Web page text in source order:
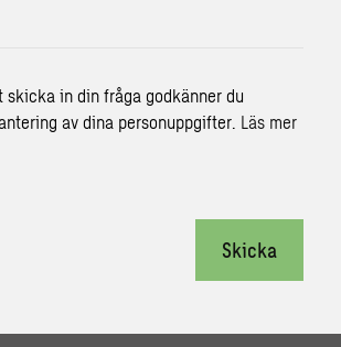
skicka in din fråga godkänner du
av dina personuppgifter. Läs mer
Skicka